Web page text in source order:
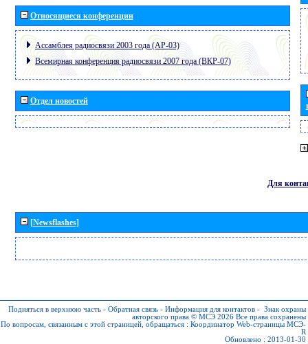
Относящиеся конференции
Ассамблея радиосвязи 2003 года (АР-03)
Всемирная конференция радиосвязи 2007 года (ВКР-07)
Отдел новостей
Для
[Newsflashes]
Подняться в верхнюю часть - Обратная связь - Информация для контактов - Знак охраны
авторского права © МСЭ 2026 Все права сохранены
По вопросам, связанным с этой страницей, обращаться : Координатор Web-страницы МСЭ-
R
Обновлено : 2013-01-30